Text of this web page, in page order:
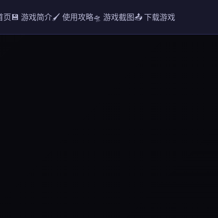
页💾 游戏简介🖌️ 使用攻略🛸 游戏截图📤 下载游戏